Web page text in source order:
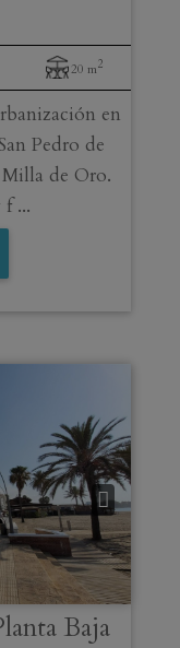
20 m2
en
Pedro de
de Oro.
f ...
Baja